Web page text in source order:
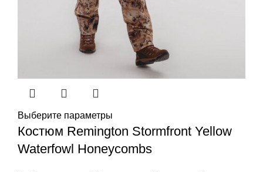
Выберите параметры
Костюм Remington Stormfront Yellow
Waterfowl Honeycombs